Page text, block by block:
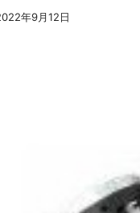
年9月12日